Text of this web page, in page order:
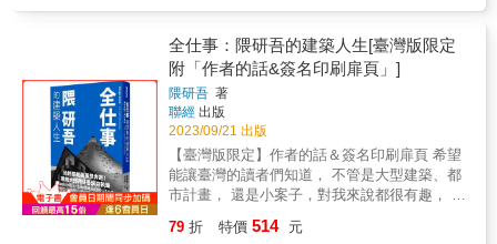
訓練的金匠暨鐘錶匠布魯內列斯基。 大膽的創
列斯基提出前所未見的非正統建築方法，他摒
棄了中央支撐的建造方式，以八角型為底座，
設計了建造時能自我支撐的拱形結構。除此之
外他也規畫了砌放磚石的排列方式、建造創意
獨具的吊車和起重機，也悉心安排工人平台和
路線。隨著圓頂的逐漸完工，不但破除了百年
來「圓頂勢必倒塌」的迷思，也讓反對者啞口
無言。百花聖母大教堂的圓頂不只仍是世界最
設計始終留一手，即使磚塊的排列方式明顯可
仰， 第一次看到帕德嫩神廟的震撼， 建築當
前，他是一名虔誠的信徒； 人生當下，他熱愛
整個世界和生命。 旅行，造就了一個建築家；
夢想，扭轉了一個人的命運。 從一個高中畢
業，沒有念過大學，沒有受過專業訓練的人，
如何成為世界知名的建築師？如何拿到一座又
一座的獎項？實踐夢想的精力來源究竟是什
麼？ 我們往往觀視成功者只看到光輝亮麗的一
面，而忘了他們背後無止盡的付出與努力。在
外人眼中，安藤忠雄是個嚴以律己，也嚴以待
全仕事：隈研吾的建築人生[臺灣版限定
附「作者的話&簽名印刷扉頁」]
隈研吾 著
聯經 出版
2023/09/21 出版
【臺灣版限定】作者的話＆簽名印刷扉頁 希望
能讓臺灣的讀者們知道， 不管是大型建築、都
市計畫， 還是小案子，對我來說都很有趣， 都
跑！建築大師隈研吾親自執筆 「建築師以外的
79 折 特價 514 元